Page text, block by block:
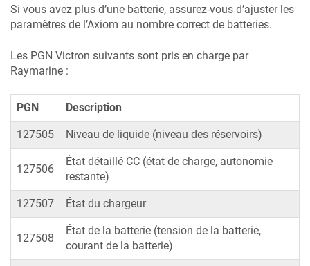
Si vous avez plus d’une batterie, assurez-vous d’ajuster les
paramètres de l’Axiom au nombre correct de batteries.
Les PGN Victron suivants sont pris en charge par
Raymarine :
PGN Description
127505 Niveau de liquide (niveau des réservoirs)
127506
État détaillé CC (état de charge, autonomie
restante)
127507 État du chargeur
127508
État de la batterie (tension de la batterie,
courant de la batterie)